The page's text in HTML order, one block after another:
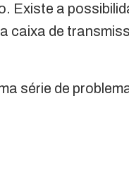
Existe a
caixa de
série de